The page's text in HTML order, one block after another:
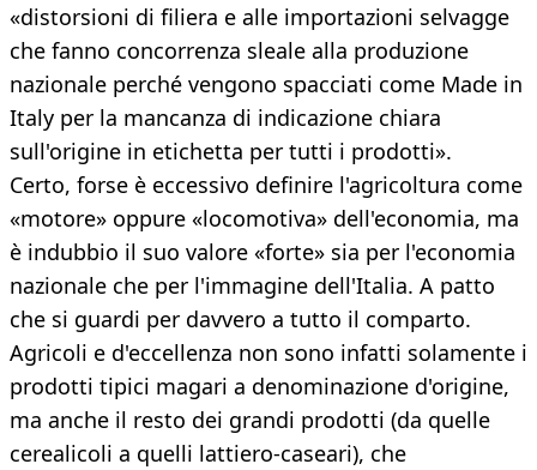
«distorsioni di filiera e alle importazioni selvagge
che fanno concorrenza sleale alla produzione
nazionale perché vengono spacciati come Made in
Italy per la mancanza di indicazione chiara
sull'origine in etichetta per tutti i prodotti».
Certo, forse è eccessivo definire l'agricoltura come
«motore» oppure «locomotiva» dell'economia, ma
è indubbio il suo valore «forte» sia per l'economia
nazionale che per l'immagine dell'Italia. A patto
che si guardi per davvero a tutto il comparto.
Agricoli e d'eccellenza non sono infatti solamente i
prodotti tipici magari a denominazione d'origine,
ma anche il resto dei grandi prodotti (da quelle
cerealicoli a quelli lattiero-caseari), che